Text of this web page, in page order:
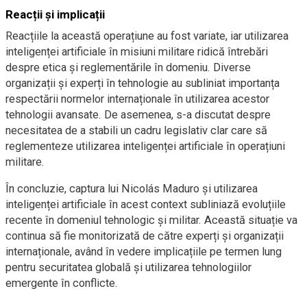
Reacții și implicații
Reacțiile la această operațiune au fost variate, iar utilizarea
inteligenței artificiale în misiuni militare ridică întrebări
despre etica și reglementările în domeniu. Diverse
organizații și experți în tehnologie au subliniat importanța
respectării normelor internaționale în utilizarea acestor
tehnologii avansate. De asemenea, s-a discutat despre
necesitatea de a stabili un cadru legislativ clar care să
reglementeze utilizarea inteligenței artificiale în operațiuni
militare.
În concluzie, captura lui Nicolás Maduro și utilizarea
inteligenței artificiale în acest context subliniază evoluțiile
recente în domeniul tehnologic și militar. Această situație va
continua să fie monitorizată de către experți și organizații
internaționale, având în vedere implicațiile pe termen lung
pentru securitatea globală și utilizarea tehnologiilor
emergente în conflicte.